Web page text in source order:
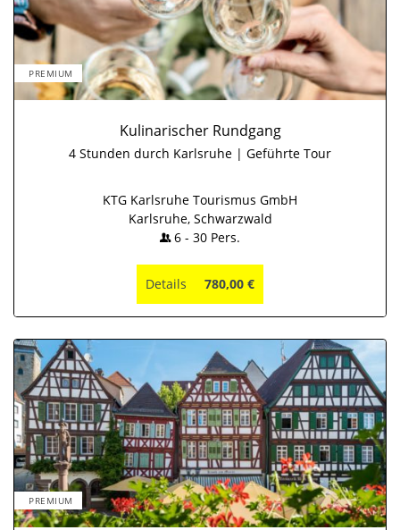
PREMIUM
Kulinarischer Rundgang
4 Stunden durch Karlsruhe | Geführte Tour
KTG Karlsruhe Tourismus GmbH
Karlsruhe, Schwarzwald
6 - 30 Pers.
Details 780,00 €
PREMIUM